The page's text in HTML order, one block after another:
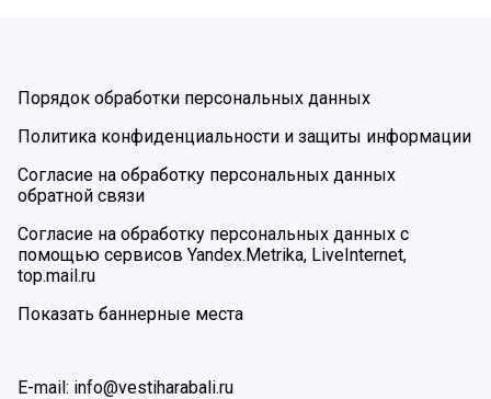
Порядок обработки персональных данных
Политика конфиденциальности и защиты информации
Согласие на обработку персональных данных
обратной связи
Согласие на обработку персональных данных с
помощью сервисов Yandex.Metrika, LiveInternet,
top.mail.ru
Показать баннерные места
E-mail: info@vestiharabali.ru